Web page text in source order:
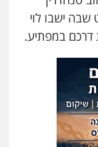
שבה ישבו לוי
דרכם במפתיע.